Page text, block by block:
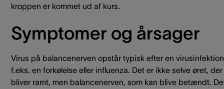
kroppen er kommet ud af kurs.
Symptomer og årsager
Virus på balancenerven opstår typisk efter en
f.eks. en forkølelse eller influenza. Det er ikke selve øret, der
bliver ramt, men balancenerven, som kan blive betændt.